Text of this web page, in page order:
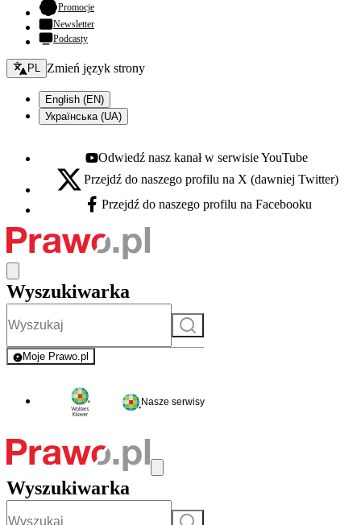
Promocje- otwiera się w nowej karcie
Newsletter
Podcasty
Zmień język - bieżący:
PL Zmień język strony
English (EN)
Українська (UA)
Youtube - otwiera się w nowej karcie
Odwiedź nasz kanał w serwisie YouTube
X - otwiera się w nowej karcie
Przejdź do naszego profilu na X (dawniej Twitter)
Facebook - otwiera się w nowej karcie
Przejdź do naszego profilu na Facebooku
Wyszukiwarka
Szukaj
Moje Prawo.pl
- rejestracja i logowanie do serwisu
Nasze serwisy
Wyszukiwarka
Szukaj